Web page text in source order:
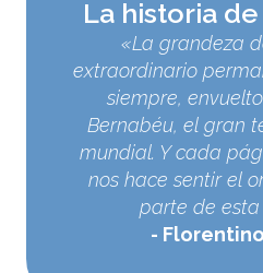
La historia
«La grandeza
extraordinario
siempre,
Bernabéu, el gran
mundial. Y cada
nos hace sentir el
parte de esta